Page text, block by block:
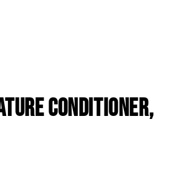
Conditioner,